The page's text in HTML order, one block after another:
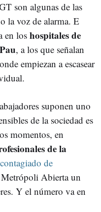
son algunas de las
la voz de alarma. E
en los hospitales de
, a los que señalan
empiezan a escasear
suponen uno
de la sociedad es
momentos, en
de la
contagiado de
Metrópoli Abierta un
Y el número va en